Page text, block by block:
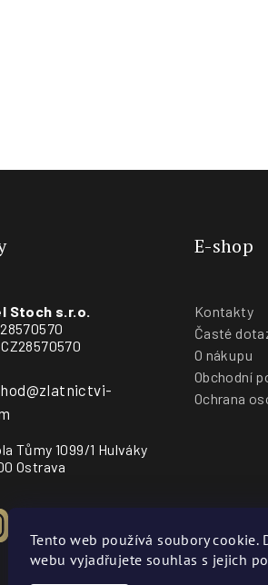
Tento web používá soubory cookie.
webu vyjadřujete souhlas s jejich
Stoch s.r.o.
Tůmy 1099/1 Hulváky
Ostrava
E-shop
Kontakty
Časté
O nákupu
Obchodní
Ochrana